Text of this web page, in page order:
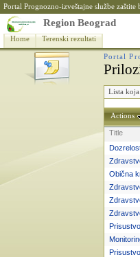
Portal Prognozno-izveštajne službe zaštite
Region Beograd
Home Terenski rezultati
Portal
Lista koja
Actions
Title
Obična